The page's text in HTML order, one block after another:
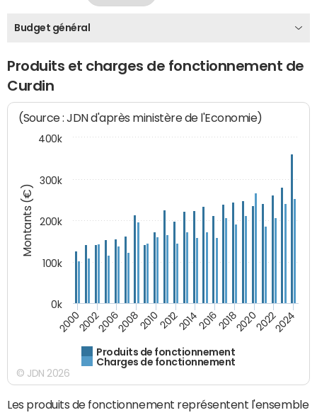
Budget général
Produits et charges de fonctionnement de
Curdin
Montants (€)
(Source : JDN d'après ministère de l'Economie)
Produits de fonctionnement
Charges de fonctionnement
200020022006200820102012201420162018202020222024
0k
100k
200k
300k
400k
© JDN 2026
Les produits de fonctionnement représentent l'ensemble